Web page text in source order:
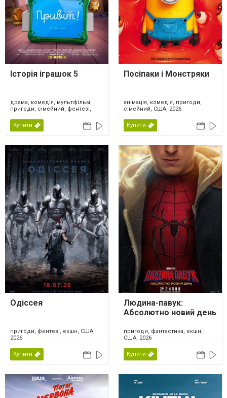
Історія іграшок 5
драма, комедія, мультфільм,
пригоди, сімейний, фентезі,
США, 2026
Купити
Посіпаки і Монстряки
анімація, комедія, пригоди,
сімейний, США, 2026
Купити
Одіссея
пригоди, фентезі, екшн, США,
2026
Купити
Людина-павук:
Абсолютно новий день
пригоди, фантастика, екшн,
США, 2026
Купити